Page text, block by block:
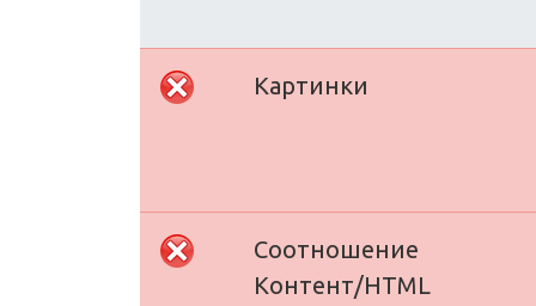
Картинки
Соотношение
Контент/HTML